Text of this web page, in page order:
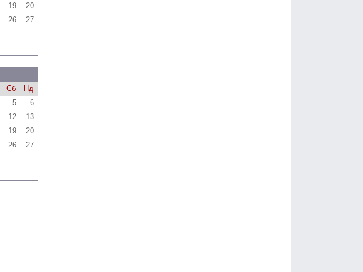
19
20
26
27
Сб
Нд
5
6
12
13
19
20
26
27